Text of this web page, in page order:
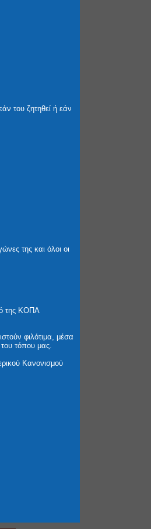
του ζητηθεί ή εάν
της και όλοι οι
της ΚΟΠΑ
φιλότιμα, μέσα
τόπου μας.
Κανονισμού